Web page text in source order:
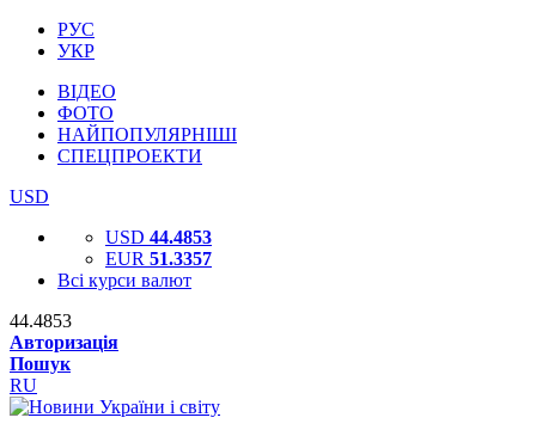
РУС
УКР
ВІДЕО
ФОТО
НАЙПОПУЛЯРНІШІ
СПЕЦПРОЕКТИ
USD
USD 44.4853
EUR 51.3357
Всі курси валют
44.4853
Авторизація
Пошук
RU